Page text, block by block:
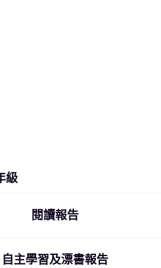
級
閱讀報告
自主學習及漂書報告